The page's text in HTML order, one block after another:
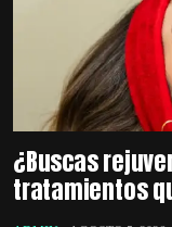
¿Buscas
tratamientos